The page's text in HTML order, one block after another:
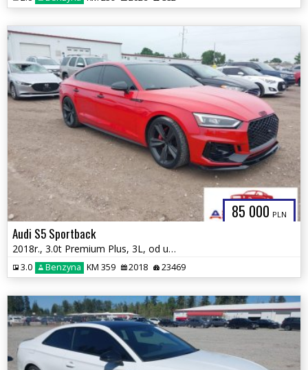
85 000 PLN
Audi S5 Sportback
2018r., 3.0t Premium Plus, 3L, od ubezpieczalni
3.0 Benzyna KM 359 2018 23469